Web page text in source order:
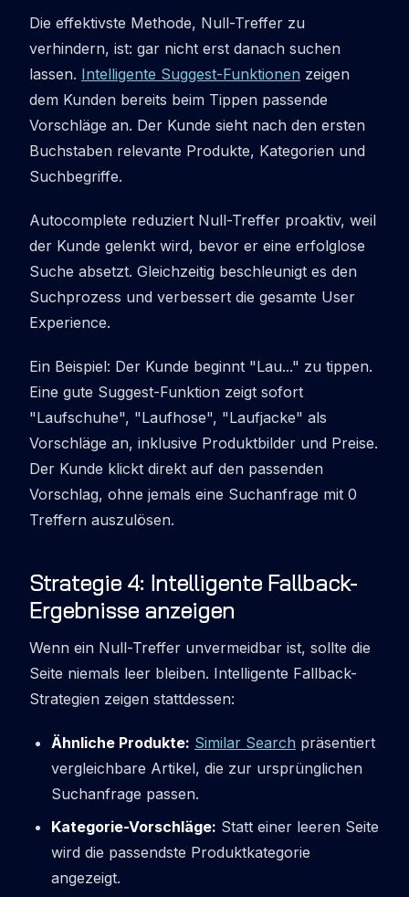
Die effektivste Methode, Null-Treffer zu
verhindern, ist: gar nicht erst danach suchen
lassen. Intelligente Suggest-Funktionen zeigen
dem Kunden bereits beim Tippen passende
Vorschläge an. Der Kunde sieht nach den ersten
Buchstaben relevante Produkte, Kategorien und
Suchbegriffe.
Autocomplete reduziert Null-Treffer proaktiv, weil
der Kunde gelenkt wird, bevor er eine erfolglose
Suche absetzt. Gleichzeitig beschleunigt es den
Suchprozess und verbessert die gesamte User
Experience.
Ein Beispiel: Der Kunde beginnt "Lau..." zu tippen.
Eine gute Suggest-Funktion zeigt sofort
"Laufschuhe", "Laufhose", "Laufjacke" als
Vorschläge an, inklusive Produktbilder und Preise.
Der Kunde klickt direkt auf den passenden
Vorschlag, ohne jemals eine Suchanfrage mit 0
Treffern auszulösen.
Strategie 4: Intelligente Fallback-
Ergebnisse anzeigen
Wenn ein Null-Treffer unvermeidbar ist, sollte die
Seite niemals leer bleiben. Intelligente Fallback-
Strategien zeigen stattdessen:
Ähnliche Produkte: Similar Search präsentiert
vergleichbare Artikel, die zur ursprünglichen
Suchanfrage passen.
Kategorie-Vorschläge: Statt einer leeren Seite
wird die passendste Produktkategorie
angezeigt.